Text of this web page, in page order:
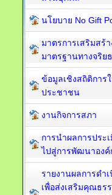
นโยบาย No Gift
มาตรการเสริมสร้า
มาตรฐานทางจริย
ข้อมูลเชิงสถิติการ
ประชาชน
งานกิจการสภา
การนำผลการประ
ไปสู่การพัฒนาองค์
รายงานผลการดำ
เพื่อส่งเสริมคุณธร